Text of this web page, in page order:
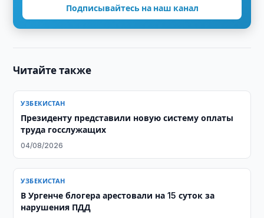
Подписывайтесь на наш канал
Читайте также
УЗБЕКИСТАН
Президенту представили новую систему оплаты
труда госслужащих
04/08/2026
УЗБЕКИСТАН
В Ургенче блогера арестовали на 15 суток за
нарушения ПДД